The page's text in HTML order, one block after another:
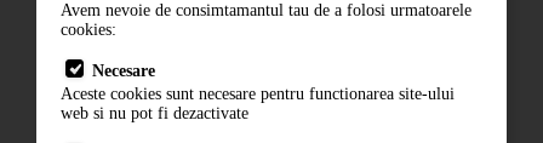
Cum comand
Livrare
Contact
Avem nevoie de consimtamantul tau de a folosi urmatoarele
cookies:
Necesare
Aceste cookies sunt necesare pentru functionarea site-ului
web si nu pot fi dezactivate